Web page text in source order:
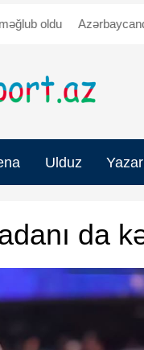
Azərbaycanda iki
Ulduz
da